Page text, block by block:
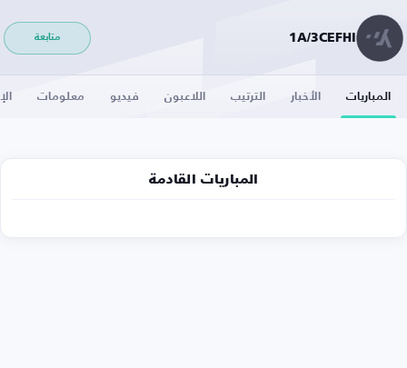
1A/3CEFHI متابعة
المباريات الأخبار الترتيب اللاعبون فيديو معلومات
المباريات القادمة